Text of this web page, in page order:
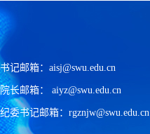
书记邮箱：aisj@swu.edu.cn
院长邮箱： aiyz@swu.edu.cn
纪委书记邮箱：rgznjw@swu.edu.cn